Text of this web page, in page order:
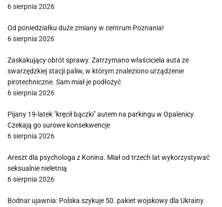
6 sierpnia 2026
Od poniedziałku duże zmiany w centrum Poznania!
6 sierpnia 2026
Zaskakujący obrót sprawy. Zatrzymano właściciela auta ze
swarzędzkiej stacji paliw, w którym znaleziono urządzenie
pirotechniczne. Sam miał je podłożyć
6 sierpnia 2026
Pijany 19-latek "kręcił bączki" autem na parkingu w Opalenicy.
Czekają go surowe konsekwencje
6 sierpnia 2026
Areszt dla psychologa z Konina. Miał od trzech lat wykorzystywać
seksualnie nieletnią
6 sierpnia 2026
Bodnar ujawnia: Polska szykuje 50. pakiet wojskowy dla Ukrainy